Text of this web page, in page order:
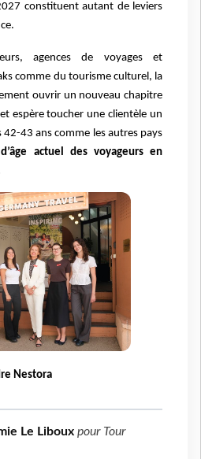
constituent autant de leviers
agences de voyages et
comme du tourisme culturel, la
ouvrir un nouveau chapitre
espère toucher une clientèle un
42-43 ans comme les autres pays
actuel des voyageurs en
Nestora
Le Liboux pour Tour